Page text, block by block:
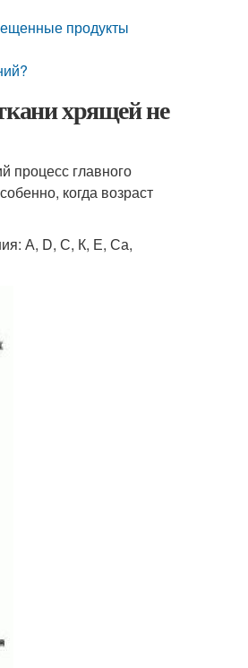
продукты
хрящей не
процесс главного
когда возраст
А, D, С, К, Е, Са,